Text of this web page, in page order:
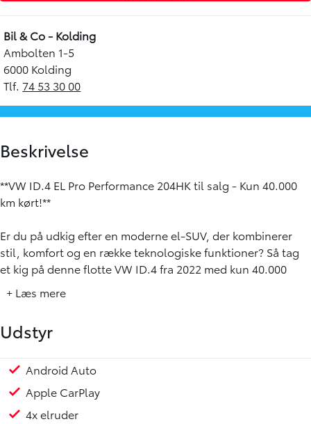
Bil & Co - Kolding
Ambolten 1-5
6000 Kolding
Tlf. 74 53 30 00
Beskrivelse
**VW ID.4 EL Pro Performance 204HK til salg - Kun 40.000
km kørt!**
Er du på udkig efter en moderne el-SUV, der kombinerer
stil, komfort og en række teknologiske funktioner? Så tag
et kig på denne flotte VW ID.4 fra 2022 med kun 40.000
til 517 km på en enkelt opladning samt muligheden for
kWh batteri og en Pro Performance motor, sikrer denne bil
en dynamisk og glidende køreoplevelse.
Modellen er en 5-dørs SUV med et rummeligt interiør og
+ Læs mere
Udstyr
Android Auto
Apple CarPlay
4x elruder
Trådløs mobilopladning
Touchskærm
Alufælge
LED baglygter
LED forlygter
Alcantara sæder
Auto hold
Airbag
Selealarm